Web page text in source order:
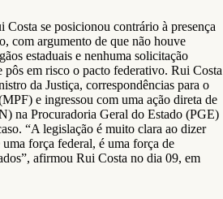
se posicionou contrário à presença
com argumento de que não houve
estaduais e nenhuma solicitação
pôs em risco o pacto federativo. Rui Costa
da Justiça, correspondências para o
e ingressou com uma ação direta de
na Procuradoria Geral do Estado (PGE)
“A legislação é muito clara ao dizer
força federal, é uma força de
afirmou Rui Costa no dia 09, em